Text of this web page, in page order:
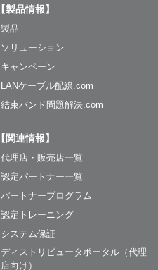
【製品情報】
製品
ソリューション
キャンペーン
LANケーブル配線.com
結束バンド問題解決.com
【関連情報】
代理店・販売店一覧
認定パートナー一覧
パートナープログラム
認定トレーニング
システム保証
ディストリビュータポータル（代理
店向け）